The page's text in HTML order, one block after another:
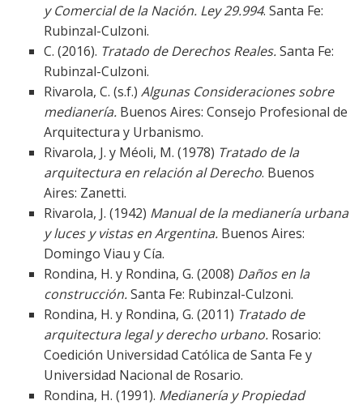
y Comercial de la Nación. Ley 29.994. Santa Fe:
Rubinzal-Culzoni.
C. (2016). Tratado de Derechos Reales.Santa Fe:
Rubinzal-Culzoni.
Rivarola, C. (s.f.) Algunas Consideraciones sobre
medianería.Buenos Aires: Consejo Profesional de
Arquitectura y Urbanismo.
Rivarola, J. y Méoli, M. (1978) Tratado de la
arquitectura en relación al Derecho. Buenos
Aires: Zanetti.
Rivarola, J. (1942) Manual de la medianería urbana
y luces y vistas en Argentina.Buenos Aires:
Domingo Viau y Cía.
Rondina, H. y Rondina, G. (2008) Daños en la
construcción.Santa Fe: Rubinzal-Culzoni.
Rondina, H. y Rondina, G. (2011) Tratado de
arquitectura legal y derecho urbano. Rosario:
Coedición Universidad Católica de Santa Fe y
Universidad Nacional de Rosario.
Rondina, H. (1991). Medianería y Propiedad